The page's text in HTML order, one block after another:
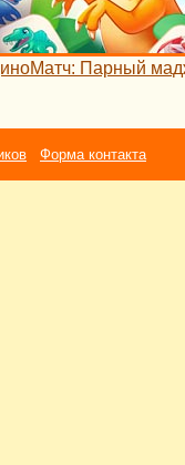
Парный
Форма контакта